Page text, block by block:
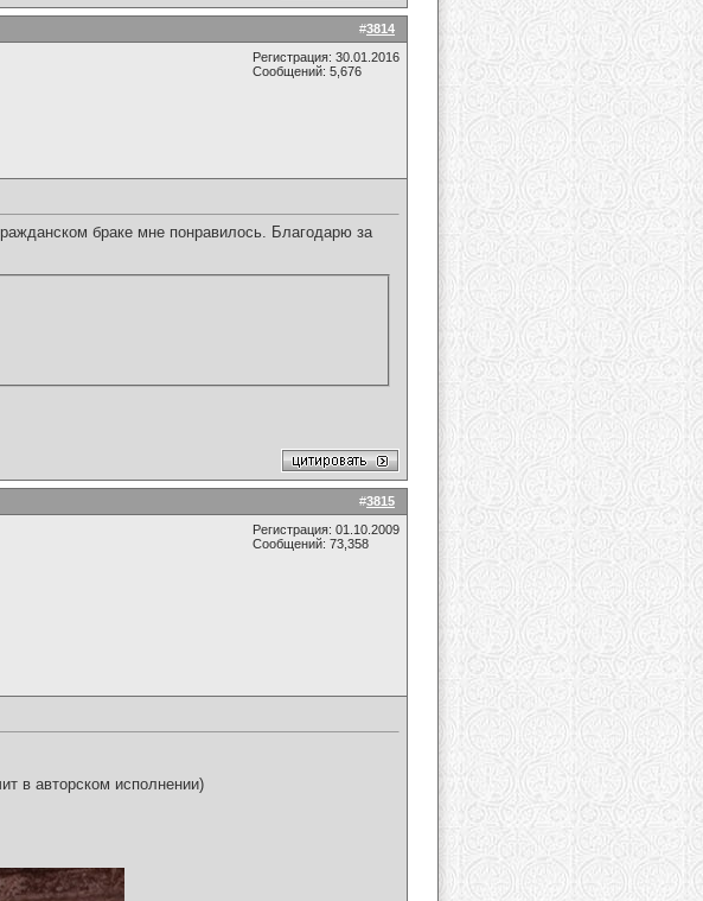
#3814
Регистрация: 30.01.2016
Сообщений: 5,676
браке мне понравилось. Благодарю за
#3815
Регистрация: 01.10.2009
Сообщений: 73,358
в авторском исполнении)